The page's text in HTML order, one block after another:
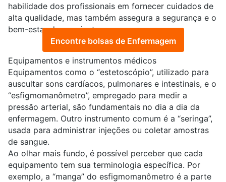
habilidade dos profissionais em fornecer cuidados de
alta qualidade, mas também assegura a segurança e o
bem-estar dos pacientes.
Encontre bolsas de Enfermagem
Equipamentos e instrumentos médicos
Equipamentos como o “estetoscópio”, utilizado para
auscultar sons cardíacos, pulmonares e intestinais, e o
“esfigmomanômetro”, empregado para medir a
pressão arterial, são fundamentais no dia a dia da
enfermagem. Outro instrumento comum é a “seringa”,
usada para administrar injeções ou coletar amostras
de sangue.
Ao olhar mais fundo, é possível perceber que cada
equipamento tem sua terminologia específica. Por
exemplo, a “manga” do esfigmomanômetro é a parte